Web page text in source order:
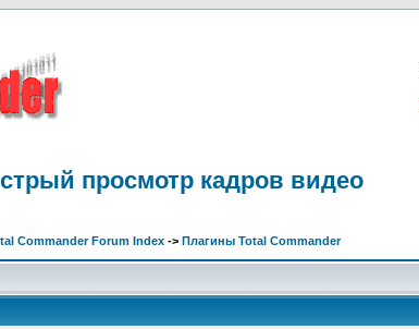
просмотр кадров видео
Commander Forum Index -> Плагины Total Commander